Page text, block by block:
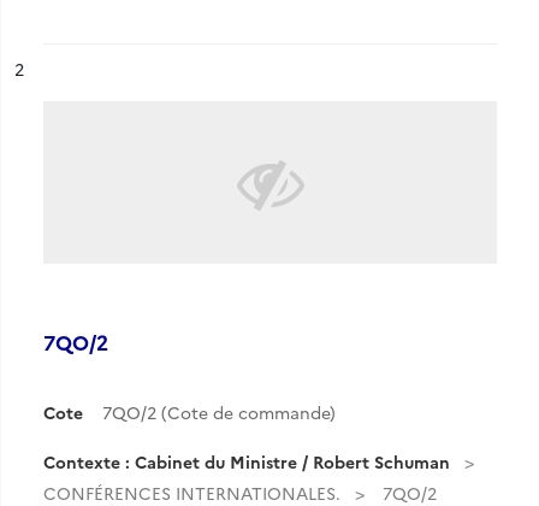
n°
2
7QO/2
Cote 7QO/2 (Cote de commande)
Contexte : Cabinet du Ministre / Robert Schuman
CONFÉRENCES INTERNATIONALES.
7QO/2